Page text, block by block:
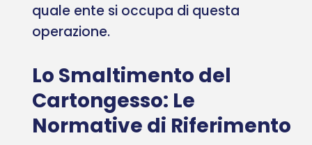
quale ente si occupa di questa
operazione.
Lo Smaltimento del
Cartongesso: Le
Normative di Riferimento